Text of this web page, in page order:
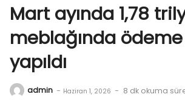
Mart ayında 1,78
meblağında
yapıldı
admin - Haziran 1, 2026 - 8 dk okuma